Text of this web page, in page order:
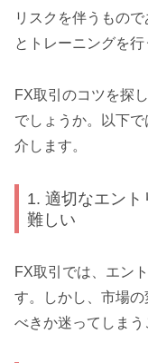
リスクを伴うもの
とトレーニングを行
FX取引のコツを探
でしょうか。以下
介します。
1. 適切なエン
難しい
FX取引では、エン
す。しかし、市場
べきか迷ってしまう